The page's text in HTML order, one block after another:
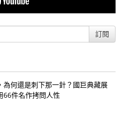
訂閱
為何還是刺下那一針？國巨典藏展
66件名作拷問人性